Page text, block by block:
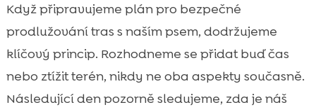
Když připravujeme plán pro bezpečné
prodlužování tras s naším psem, dodržujeme
klíčový princip. Rozhodneme se přidat buď čas
nebo ztížit terén, nikdy ne oba aspekty současně.
Následující den pozorně sledujeme, zda je náš